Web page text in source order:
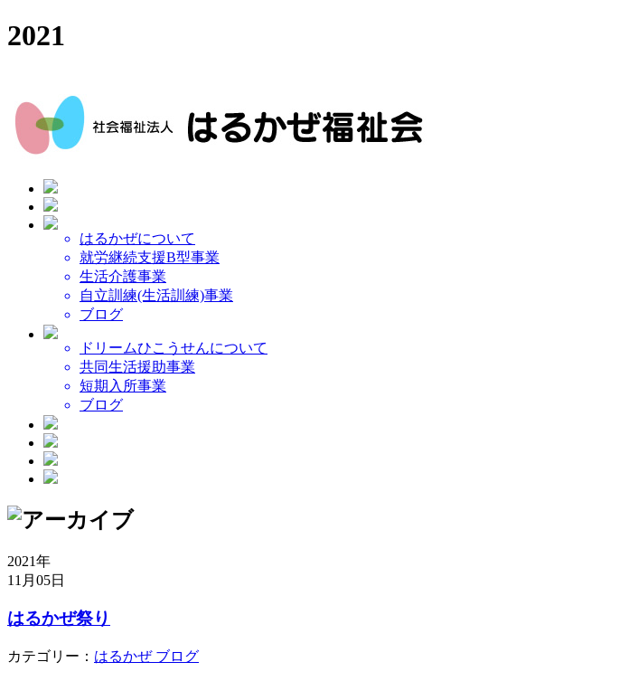
2021
はるかぜについて
就労継続支援B型事業
生活介護事業
自立訓練(生活訓練)事業
ブログ
ドリームひこうせんについて
共同生活援助事業
短期入所事業
ブログ
2021年
11月05日
はるかぜ祭り
カテゴリー： はるかぜ ブログ